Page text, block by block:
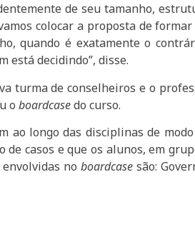
de seu tamanho,
colocar a proposta de
quando é exatamente o
está decidindo”, disse.
turma de conselheiros e o
oboardcasedo curso.
ao longo das disciplinas de
casos e que os alunos, em
envolvidas noboardcase são: